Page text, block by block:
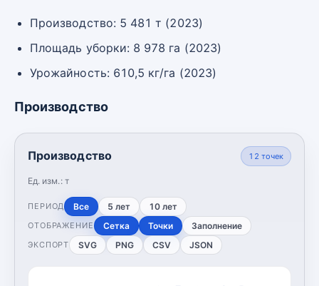
Производство: 5 481 т (2023)
Площадь уборки: 8 978 га (2023)
Урожайность: 610,5 кг/га (2023)
Производство
Производство
Ед. изм.: т
12 точек
ПЕРИОД Все 5 лет 10 лет
ОТОБРАЖЕНИЕ Сетка Точки Заполнение
ЭКСПОРТ SVG PNG CSV JSON